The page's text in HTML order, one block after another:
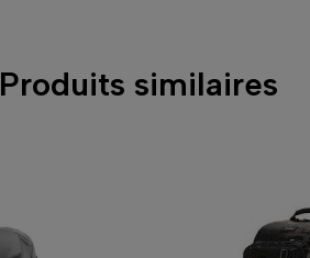
Produits similaires